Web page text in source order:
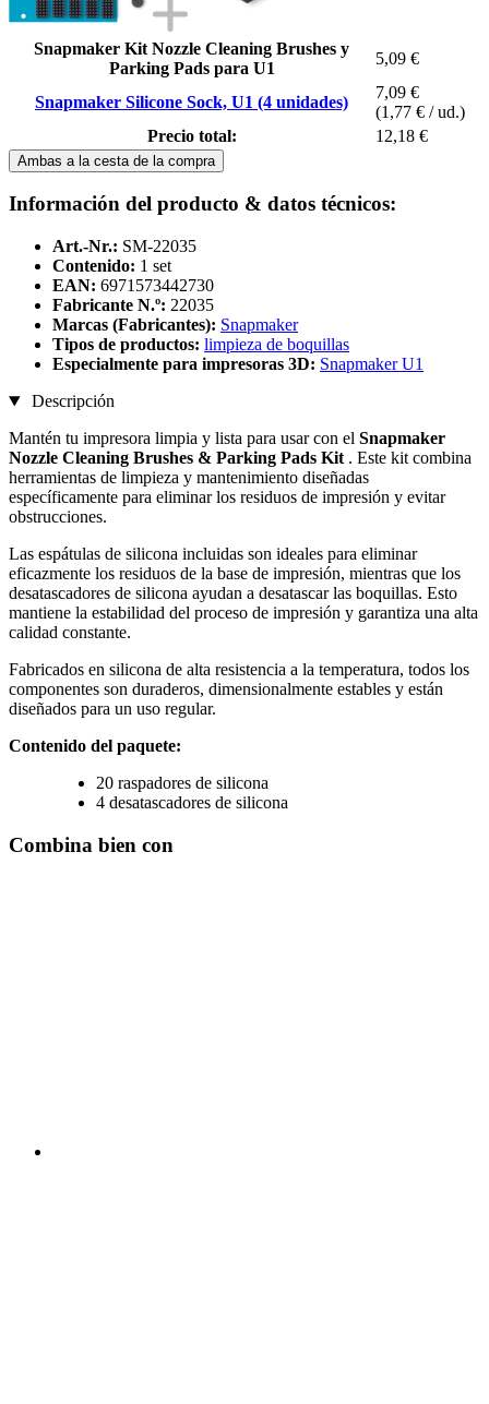
Snapmaker Kit Nozzle Cleaning Brushes y
Parking Pads para U1
5,09 €
Snapmaker Silicone Sock, U1 (4 unidades)
7,09 €
(1,77 € / ud.)
Precio total:
12,18 €
Ambas a la cesta de la compra
Información del producto & datos técnicos:
Art.-Nr.: SM-22035
Contenido: 1 set
EAN: 6971573442730
Fabricante N.º: 22035
Marcas (Fabricantes): Snapmaker
Tipos de productos: limpieza de boquillas
Especialmente para impresoras 3D: Snapmaker U1
Descripción
Mantén tu impresora limpia y lista para usar con el Snapmaker
Nozzle Cleaning Brushes & Parking Pads Kit . Este kit combina
herramientas de limpieza y mantenimiento diseñadas
específicamente para eliminar los residuos de impresión y evitar
obstrucciones.
Las espátulas de silicona incluidas son ideales para eliminar
eficazmente los residuos de la base de impresión, mientras que los
desatascadores de silicona ayudan a desatascar las boquillas. Esto
mantiene la estabilidad del proceso de impresión y garantiza una alta
calidad constante.
Fabricados en silicona de alta resistencia a la temperatura, todos los
componentes son duraderos, dimensionalmente estables y están
diseñados para un uso regular.
Contenido del paquete:
20 raspadores de silicona
4 desatascadores de silicona
Combina bien con